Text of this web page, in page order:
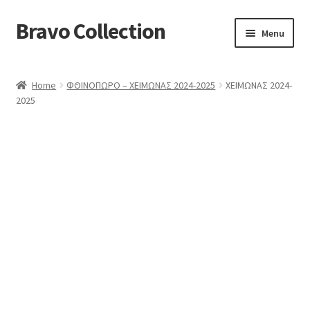
Skip
to
Skip
to
Bravo Collection Menu
COLLECTIONS
Expand
Home ΦΘΙΝΟΠΩΡΟ – ΧΕΙΜΩΝΑΣ 2024-2025
ΧΕΙΜΩΝΑΣ 2024-
2025